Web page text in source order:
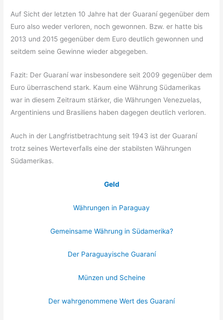
Auf Sicht der letzten 10 Jahre hat der Guaraní gegenüber dem
Euro also weder verloren, noch gewonnen. Bzw. er hatte bis
2013 und 2015 gegenüber dem Euro deutlich gewonnen und
seitdem seine Gewinne wieder abgegeben.
Fazit: Der Guaraní war insbesondere seit 2009 gegenüber dem
Euro überraschend stark. Kaum eine Währung Südamerikas
war in diesem Zeitraum stärker, die Währungen Venezuelas,
Argentiniens und Brasiliens haben dagegen deutlich verloren.
Auch in der Langfristbetrachtung seit 1943 ist der Guaraní
trotz seines Werteverfalls eine der stabilsten Währungen
Südamerikas.
Geld
Währungen in Paraguay
Gemeinsame Währung in Südamerika?
Der Paraguayische Guaraní
Münzen und Scheine
Der wahrgenommene Wert des Guaraní